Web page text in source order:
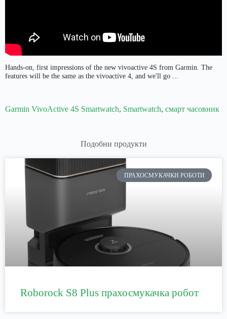
Hands-on, first impressions of the new vivoactive 4S from Garmin. The
features will be the same as the vivoactive 4, and we'll go ...
Garmin VivoActive 4S Smartwatch, Smartwatch, смарт часовник
Подобни продукти
ПРАХОСМУКАЧКИ РОБОТИ
Roborock S8 Plus прахосмукачка робот